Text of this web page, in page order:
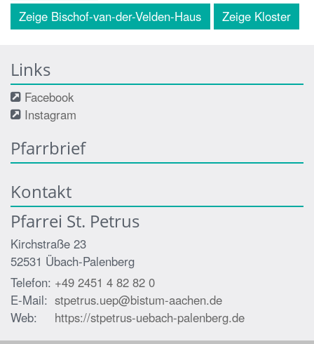
Zeige Bischof-van-der-Velden-Haus
Zeige Kloster
Links
Facebook
Instagram
Pfarrbrief
Kontakt
Pfarrei St. Petrus
Kirchstraße 23
52531 Übach-Palenberg
Telefon: +49 2451 4 82 82 0
E-Mail: stpetrus.uep@bistum-aachen.de
Web:
https://stpetrus-uebach-palenberg.de